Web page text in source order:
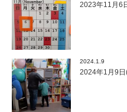
2023年11月6
2024.1.9
2024年1月9